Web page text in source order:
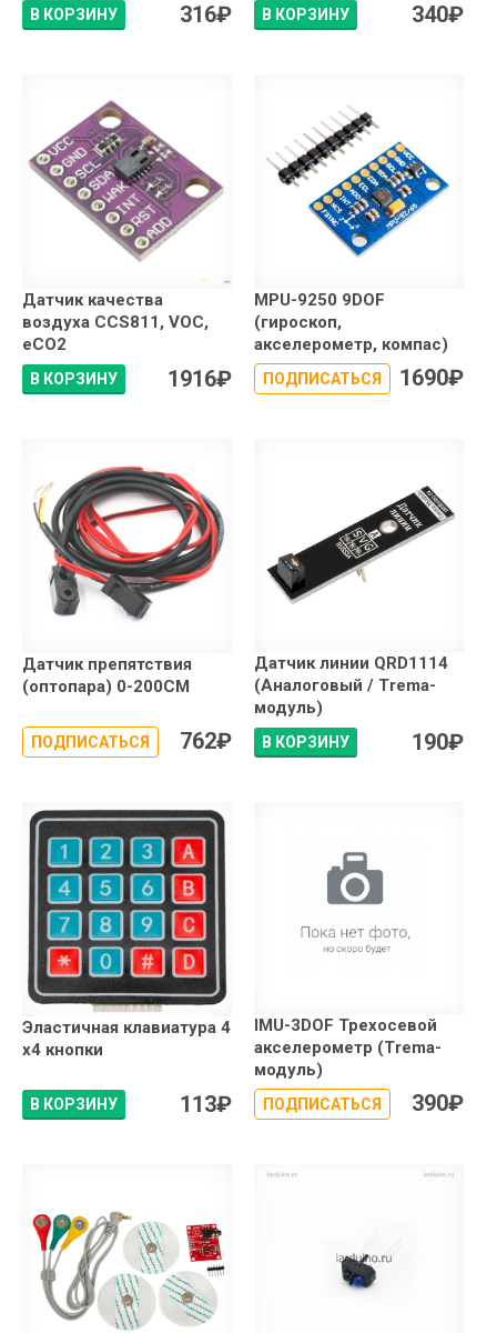
В КОРЗИНУ 316₽ В КОРЗИНУ 340₽
Датчик качества
воздуха CCS811, VOC,
eCO2
В КОРЗИНУ 1916₽
MPU-9250 9DOF
(гироскоп,
акселерометр, компас)
ПОДПИСАТЬСЯ 1690₽
Датчик препятствия
(оптопара) 0-200CM
ПОДПИСАТЬСЯ 762₽
Датчик линии QRD1114
(Аналоговый / Trema-
модуль)
В КОРЗИНУ 190₽
Эластичная клавиатура 4
x4 кнопки
В КОРЗИНУ 113₽
IMU-3DOF Трехосевой
акселерометр (Trema-
модуль)
ПОДПИСАТЬСЯ 390₽